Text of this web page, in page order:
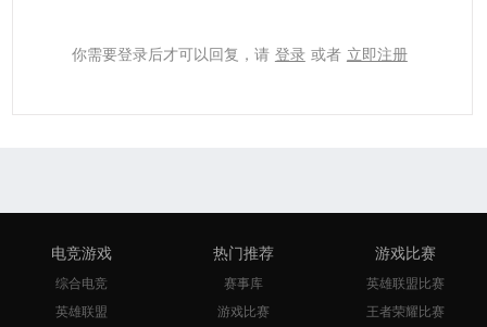
你需要登录后才可以回复，请 登录 或者 立即注册
电竞游戏
综合电竞
英雄联盟
热门推荐
赛事库
游戏比赛
游戏比赛
英雄联盟比赛
王者荣耀比赛